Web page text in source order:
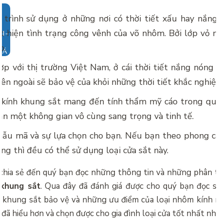
trình sử dụng ở những nơi có thời tiết xấu hay
hiện tình trạng công vênh của võ nhôm. Bởi lớp vỏ
với thị trường Việt Nam, ở cái thời tiết nắng
ngoài sẽ bảo vệ của khỏi những thời tiết khắc
kính khung sắt mang đến tính thẩm mỹ cáo trong
một không gian vô cùng sang trọng và tinh tế.
mã và sự lựa chọn cho bạn. Nếu bạn theo phong
thì đều có thể sử dụng loại cửa sắt này.
sẻ đến quý bạn đọc những thông tin và những phân
sắt. Qua đây đã đánh giá được cho quý bạn đọc
sắt bảo vệ và những ưu điểm của loại nhôm kính
hiểu hơn và chọn được cho gia đình loại cửa tốt nhất